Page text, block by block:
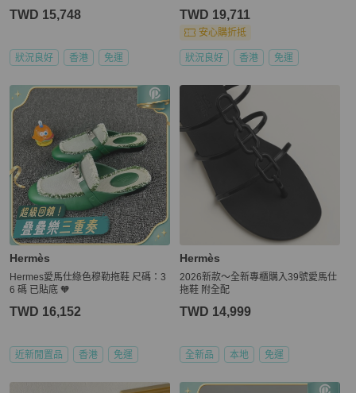
TWD 15,748
狀況良好 香港 免運
TWD 19,711
安心購折抵
狀況良好 香港 免運
Hermès
Hermes愛馬仕綠色穆勒拖鞋 尺碼：3
6 碼 已貼底 🧡
TWD 16,152
近新閒置品 香港 免運
Hermès
2026新款～全新專櫃購入39號愛馬仕
拖鞋 附全配
TWD 14,999
全新品 本地 免運